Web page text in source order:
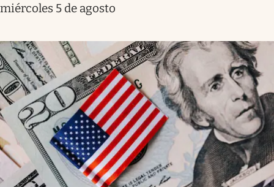
miércoles 5 de agosto